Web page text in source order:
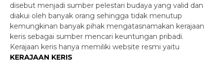
disebut menjadi sumber pelestari budaya yang valid dan
diakui oleh banyak orang sehingga tidak menutup
kemungkinan banyak pihak mengatasnamakan kerajaan
keris sebagai sumber mencari keuntungan pribadi.
Kerajaan keris hanya memiliki website resmi yaitu
KERAJAAN KERIS